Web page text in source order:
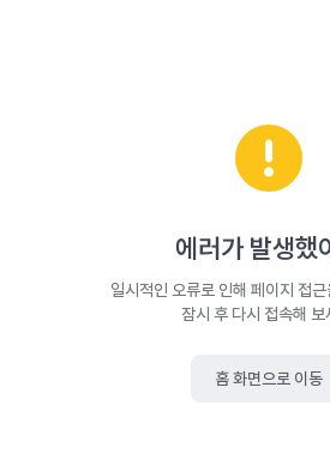
에러가 발생했
일시적인 오류로 인해 페이지 접
잠시 후 다시 접속해 보
홈 화면으로 이동